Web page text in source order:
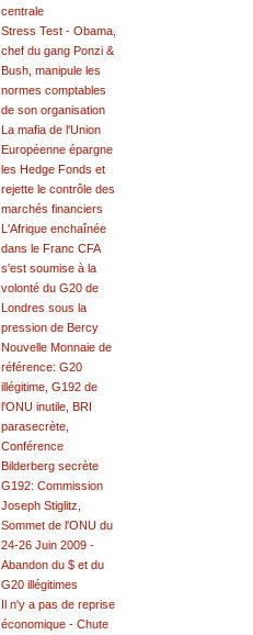
centrale
Stress Test - Obama,
chef du gang Ponzi &
Bush, manipule les
normes comptables
de son organisation
La mafia de l'Union
Européenne épargne
les Hedge Fonds et
rejette le contrôle des
marchés financiers
L'Afrique enchaînée
dans le Franc CFA
s'est soumise à la
volonté du G20 de
Londres sous la
pression de Bercy
Nouvelle Monnaie de
référence: G20
illégitime, G192 de
l'ONU inutile, BRI
parasecrète,
Conférence
Bilderberg secrète
G192: Commission
Joseph Stiglitz,
Sommet de l'ONU du
24-26 Juin 2009 -
Abandon du $ et du
G20 illégitimes
Il n'y a pas de reprise
économique - Chute